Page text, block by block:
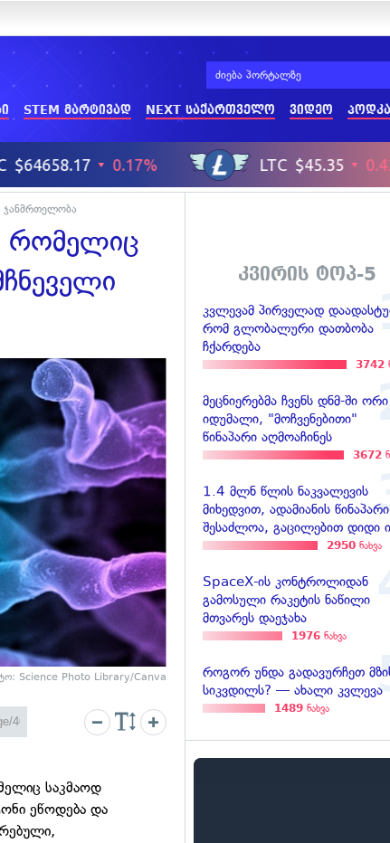
STEM მარტივად NEXT საქართველო ვიდეო
ჯანმრთელობა
რომელიც
Science Photo Library/Canva
საკმაოდ
ეწოდება და
კვირის ტოპ-5
კვლევამ პირველად
რომ გლობალური დათბობა
ჩქარდება
3742
მეცნიერებმა ჩვენს დნმ-ში ორი
იდუმალი, "მოჩვენებითი"
წინაპარი აღმოაჩინეს
3672
1.4 მლნ წლის ნაკვალევის
მიხედვით, ადამიანის
შესაძლოა, გაცილებით დიდი
2950 ნახვა
SpaceX-ის კონტროლიდან
გამოსული რაკეტის ნაწილი
მთვარეს დაეჯახა
1976 ნახვა
როგორ უნდა გადავურჩეთ
სიკვდილს? — ახალი კვლევა
1489 ნახვა